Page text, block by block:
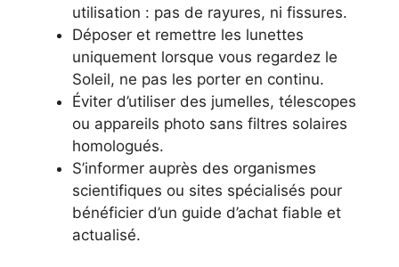
utilisation : pas de rayures, ni fissures.
Déposer et remettre les lunettes
uniquement lorsque vous regardez le
Soleil, ne pas les porter en continu.
Éviter d’utiliser des jumelles, télescopes
ou appareils photo sans filtres solaires
homologués.
S’informer auprès des organismes
scientifiques ou sites spécialisés pour
bénéficier d’un guide d’achat fiable et
actualisé.